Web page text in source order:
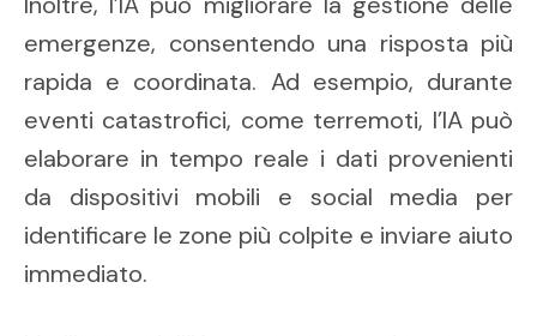
emergenze, consentendo una risposta più
rapida e coordinata. Ad esempio, durante
eventi catastrofici, come terremoti, l’IA può
elaborare in tempo reale i dati provenienti
da dispositivi mobili e social media per
identificare le zone più colpite e inviare aiuto
immediato.